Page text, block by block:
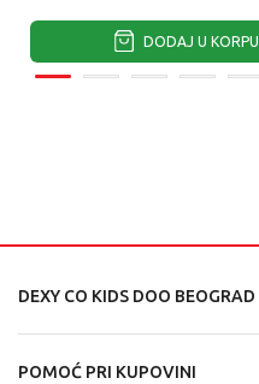
DODAJ U KORPU
DEXY CO KIDS DOO BEOGRAD
POMOĆ PRI KUPOVINI